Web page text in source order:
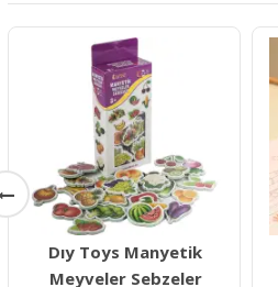
Dıy Toys Manyetik
Meyveler Sebzeler